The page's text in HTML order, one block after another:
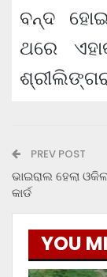
ବନ୍ଦ
ଥରେ
PREV POST
ଭାଇରାଲ ହେଲା
କାର୍ଡ
YOU